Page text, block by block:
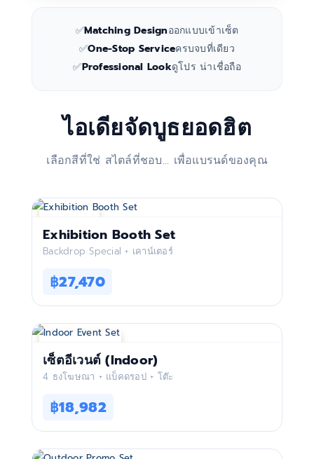
✅Matching Designออกแบบเข้าเซ็ต
✅One-Stop Serviceครบจบที่เดียว
✅Professional Lookดูโปร น่าเชื่อถือ
ไอเดียจัดบูธยอดฮิต
เลือกสีที่ใช่ สไตล์ที่ชอบ... เพื่อแบรนด์ของคุณ
Exhibition Booth Set
Backdrop Special + เคาน์เตอร์
฿27,470
เซ็ตอีเวนต์ (Indoor)
4 ธงโฆษณา + แบ็คดรอป + โต๊ะ
฿18,982